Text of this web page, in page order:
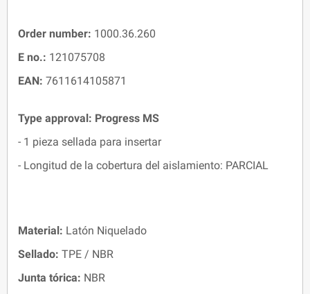
Order number: 1000.36.260
E no.: 121075708
EAN: 7611614105871
Type approval: Progress MS
- 1 pieza sellada para insertar
- Longitud de la cobertura del aislamiento: PARCIAL
Material: Latón Niquelado
Sellado: TPE / NBR
Junta tórica: NBR